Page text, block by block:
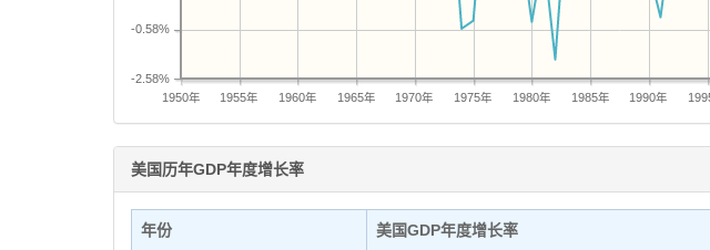
1950年 1955年 1960年 1965年 1970年 1975年 1980年 1985年 1990年
-2.58%
-0.58%
美国历年GDP年度增长率
年份 美国GDP年度增长率